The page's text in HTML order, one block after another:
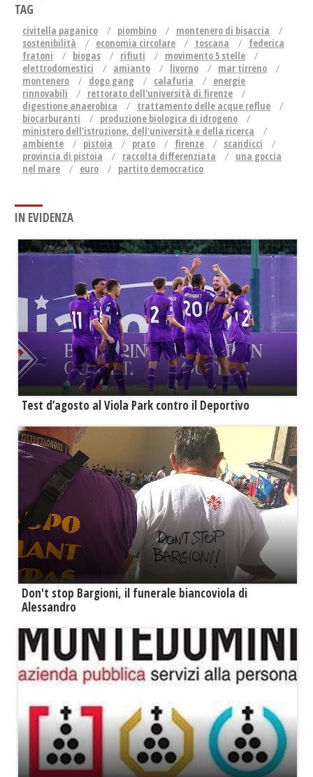
TAG
civitella paganico piombino
montenero di bisaccia
sostenibilità
economia circolare toscana
federica
fratoni
biogas rifiuti
movimento 5 stelle
elettrodomestici
amianto livorno
mar tirreno
montenero
dogo gang calafuria
energie
rinnovabili
rettorato dell'università di firenze
digestione anaerobica
trattamento delle acque reflue
biocarburanti
produzione biologica di idrogeno
ministero dell'istruzione, dell'università e della ricerca
ambiente
pistoia prato firenze
scandicci
provincia di pistoia
raccolta differenziata
una goccia
nel mare
euro partito democratico
IN EVIDENZA
Test d’agosto al Viola Park contro il Deportivo
Don't stop Bargioni, il funerale biancoviola di
Alessandro